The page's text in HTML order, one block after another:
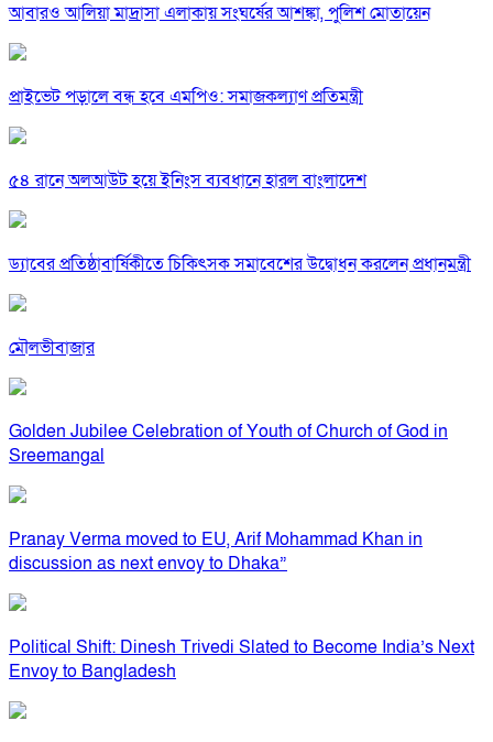
আবারও আলিয়া মাদ্রাসা এলাকায় সংঘর্ষের আশঙ্কা, পুলিশ মোতায়েন
প্রাইভেট পড়ালে বন্ধ হবে এমপিও: সমাজকল্যাণ প্রতিমন্ত্রী
৫৪ রানে অলআউট হয়ে ইনিংস ব্যবধানে হারল বাংলাদেশ
ড্যাবের প্রতিষ্ঠাবার্ষিকীতে চিকিৎসক সমাবেশের উদ্বোধন করলেন প্রধানমন্ত্রী
মৌলভীবাজার
Golden Jubilee Celebration of Youth of Church of God in
Sreemangal
Pranay Verma moved to EU, Arif Mohammad Khan in
discussion as next envoy to Dhaka”
Political Shift: Dinesh Trivedi Slated to Become India’s Next
Envoy to Bangladesh